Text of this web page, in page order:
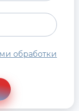
обработки